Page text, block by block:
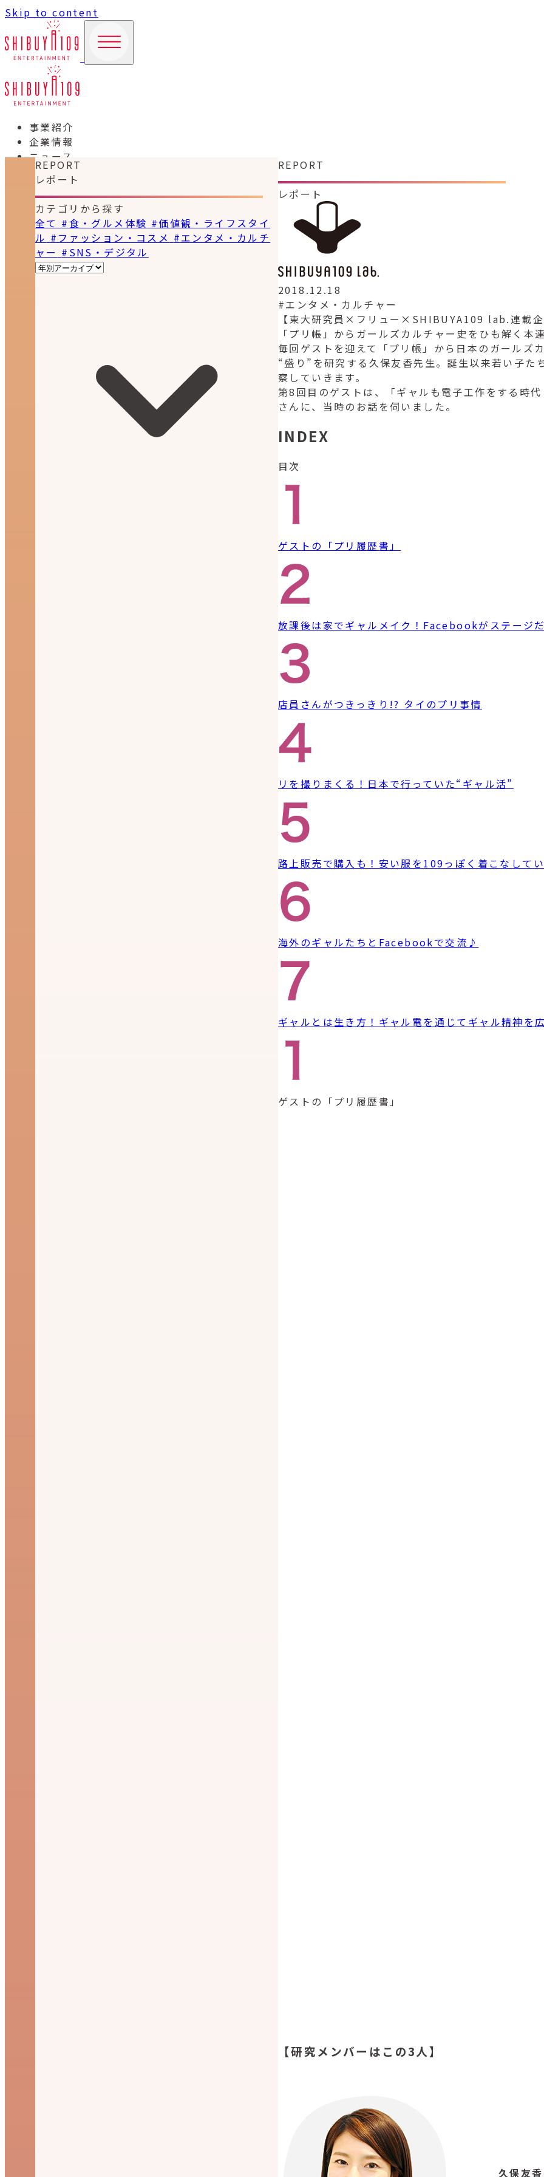
Skip to content
事業紹介
企業情報
ニュース
REPORT
レポート
カテゴリから探す
全て #食・グルメ体験 #価値観・ライフスタイ
ル #ファッション・コスメ #エンタメ・カルチ
ャー #SNS・デジタル
REPORT
レポート
2018.12.18
#エンタメ・カルチャー
【東大研究員×フリュー×SHIBUYA109 lab.連載
「プリ帳」からガールズカルチャー史をひも解く
毎回ゲストを迎えて「プリ帳」から日本のガールズ
“盛り”を研究する久保友香先生。誕生以来若い子
察していきます。
第8回目のゲストは、「ギャルも電子工作をする時
さんに、当時のお話を伺いました。
INDEX
目次
ゲストの「プリ履歴書」
放課後は家でギャルメイク！Facebookがステージ
店員さんがつきっきり!? タイのプリ事情
リを撮りまくる！日本で行っていた“ギャル活”
路上販売で購入も！安い服を109っぽく着こなして
海外のギャルたちとFacebookで交流♪
ギャルとは生き方！ギャル電を通じてギャル精神を
ゲストの「プリ履歴書」
【研究メンバーはこの3人】
久保友香